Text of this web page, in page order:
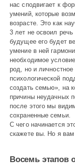
нас сподвигает к
умений, которые
возрасте. Это как
3 лет не освоил
будущее его будет
умение в ней
необходимое
род, но и
психологической
создать семью», на
причины неудачных
после этого мы
сохраненные семьи.
С чего начинается
скажете вы. Но я вам
Восемь этапов